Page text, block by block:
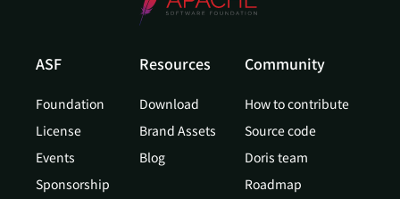
ASF
Foundation
License
Events
Sponsorship
Resources
Download
Brand Assets
Blog
Community
How to contribute
Source code
Doris team
Roadmap